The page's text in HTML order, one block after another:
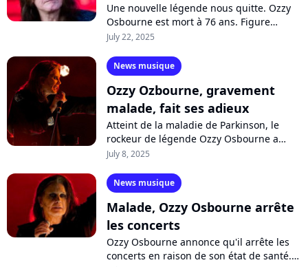
Une nouvelle légende nous quitte. Ozzy
Osbourne est mort à 76 ans. Figure
pionnière du heavy metal avec son
depuis...
July 22, 2025
News musique
Ozzy Ozbourne, gravement
malade, fait ses adieux
Atteint de la maladie de Parkinson, le
rockeur de légende Ozzy Osbourne a
délivré son tout dernier concert à
et...
July 8, 2025
News musique
Malade, Ozzy Osbourne arrête
les concerts
Ozzy Osbourne annonce qu'il arrête les
concerts en raison de son état de santé.